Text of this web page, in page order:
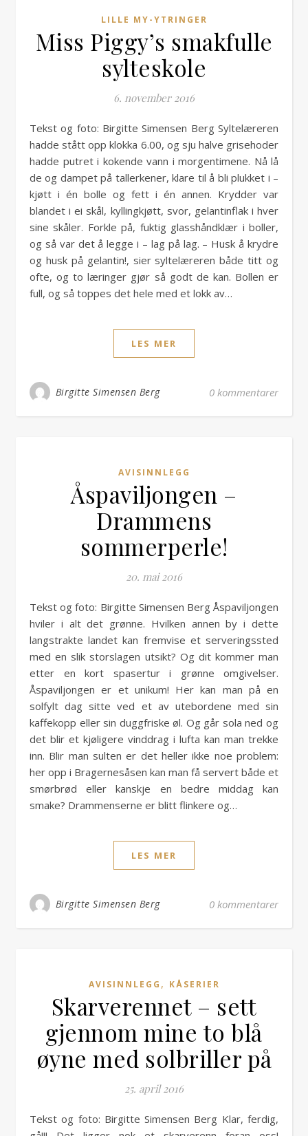
LILLE MY-YTRINGER
Miss Piggy’s smakfulle
sylteskole
6. november 2016
Tekst og foto: Birgitte Simensen Berg Syltelæreren
hadde stått opp klokka 6.00, og sju halve grisehoder
hadde putret i kokende vann i morgentimene. Nå lå
de og dampet på tallerkener, klare til å bli plukket i –
kjøtt i én bolle og fett i én annen. Krydder var
blandet i ei skål, kyllingkjøtt, svor, gelantinflak i hver
sine skåler. Forkle på, fuktig glasshåndklær i boller,
og så var det å legge i – lag på lag. – Husk å krydre
og husk på gelantin!, sier syltelæreren både titt og
ofte, og to læringer gjør så godt de kan. Bollen er
full, og så toppes det hele med et lokk av…
LES MER
Birgitte Simensen Berg 0 kommentarer
AVISINNLEGG
Åspaviljongen –
Drammens
sommerperle!
20. mai 2016
Tekst og foto: Birgitte Simensen Berg Åspaviljongen
hviler i alt det grønne. Hvilken annen by i dette
langstrakte landet kan fremvise et serveringssted
med en slik storslagen utsikt? Og dit kommer man
etter en kort spasertur i grønne omgivelser.
Åspaviljongen er et unikum! Her kan man på en
solfylt dag sitte ved et av utebordene med sin
kaffekopp eller sin duggfriske øl. Og går sola ned og
det blir et kjøligere vinddrag i lufta kan man trekke
inn. Blir man sulten er det heller ikke noe problem:
her opp i Bragernesåsen kan man få servert både et
smørbrød eller kanskje en bedre middag kan
smake? Drammenserne er blitt flinkere og…
LES MER
Birgitte Simensen Berg 0 kommentarer
AVISINNLEGG , KÅSERIER
Skarverennet – sett
gjennom mine to blå
øyne med solbriller på
25. april 2016
Tekst og foto: Birgitte Simensen Berg Klar, ferdig,